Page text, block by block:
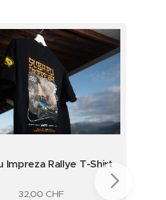
Impreza Rallye T-Shirt
32,00 CHF